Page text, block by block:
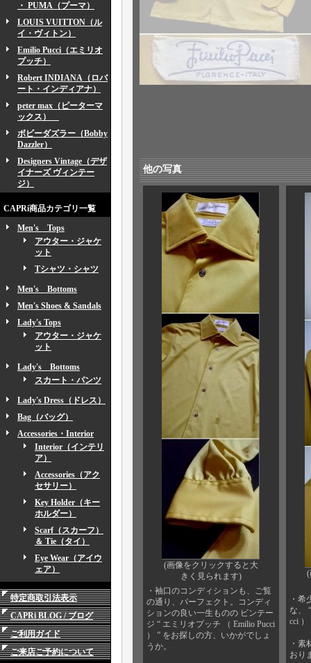
・ PUMA（プーマ）
LOUIS VUITTON（ル
イ・ヴィトン）
Emilio Pucci（エミリオ
プッチ）
Robert INDIANA（ロバ
ート・インディアナ）
peter max（ピーターマ
ックス）
ボビーダズラー（Bobby
Dazzler）
Designers Vintage（デザ
イナーズ ヴィンテー
ジ）
CAPRi商品カテゴリ一覧
Men's Tops
アウター・ジャケ
ット
Tシャツ・シャツ
Men's Bottoms
Men's Shoes & Sandals
Lady's Tops
アウター・ジャケ
ット
Lady's Bottoms
スカート・パンツ
Lady's Dress（ドレス）
Bag（バッグ）
Accessories・Interior
Interior（インテリ
ア）
Accessories（アク
セサリー）
Key Holder（キー
ホルダー）
Scarf（スカーフ）
＆ Tie（タイ）
Eye Wear（アイウ
ェア）
特定商取引法表示
CAPRi BLOG / ブログ
ご利用ガイド
ご来店ご予約について
他の写真
(画像をクリックすると大
きく見られます)
・袖口のコンディションも、ご覧
の通り、パーフェクト。コンディ
ションの良い一生ものの ビンテー
ジ “ エミリオプッチ （ Emilio Pucci
） ” をお探しの方、いかがでしょ
うか。
(
・希
な、
cci
・素
おり